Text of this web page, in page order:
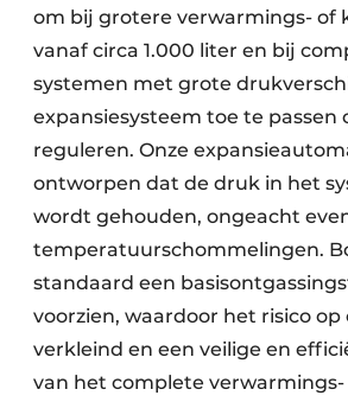
om bij grotere verwarmings- of
vanaf circa 1.000 liter en bij
systemen met grote
expansiesysteem toe te passen
reguleren. Onze
ontworpen dat de druk in het
wordt gehouden, ongeacht
temperatuur­schommelingen.
standaard een
voorzien, waar­door het risico
verkleind en een veilige en
van het complete verwarmings-